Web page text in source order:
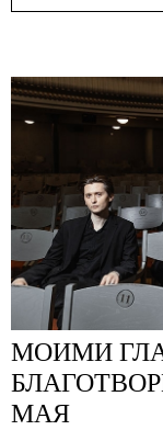
МОИМИ
МАЯ